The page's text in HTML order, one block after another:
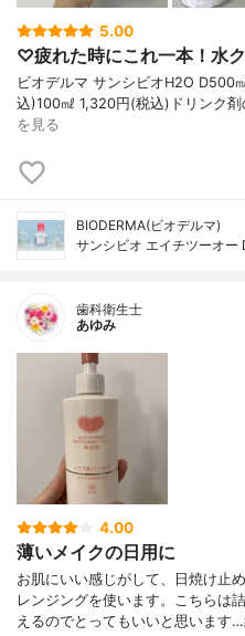
5.00
♡疲れた時にこれ一本！水
ビオデルマ サンシビオH2O
込)100㎖ 1,320円(税込)ドリンク
を見る
BIODERMA(ビオデルマ)
サンシビオ エイチツーオー
歯科衛生士
あゆみ
4.00
薄いメイクの日用に
お肌にいい感じがして、日焼け止
レンジングを使います。こちらは
えるのでとってもいいと思います…